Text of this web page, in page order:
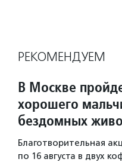
РЕКОМЕНДУЕМ
В Москве
хорошего
бездомных
Благотворительная
по 16 августа в двух